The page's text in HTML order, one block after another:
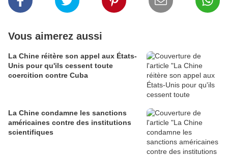
Vous aimerez aussi
La Chine réitère son appel aux États-
Unis pour qu'ils cessent toute
coercition contre Cuba
La Chine condamne les sanctions
américaines contre des institutions
scientifiques